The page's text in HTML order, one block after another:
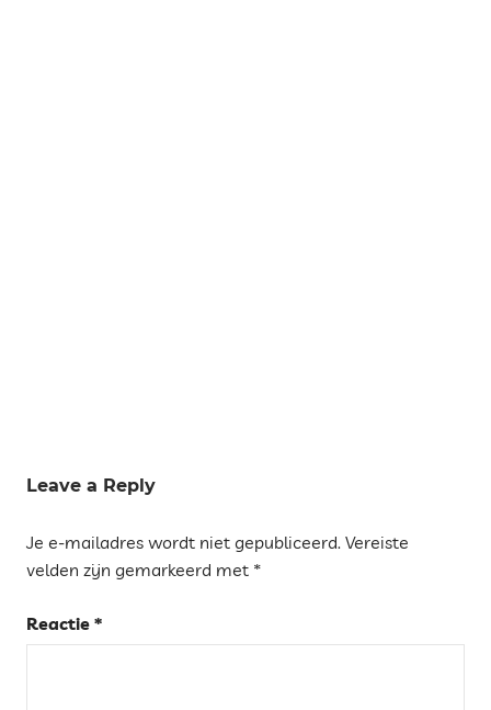
BECEITE
ELS PORTS
WATERVALLEN
ZWEMPOELEN
Leave a Reply
Je e-mailadres wordt niet gepubliceerd. Vereiste
velden zijn gemarkeerd met *
Reactie *